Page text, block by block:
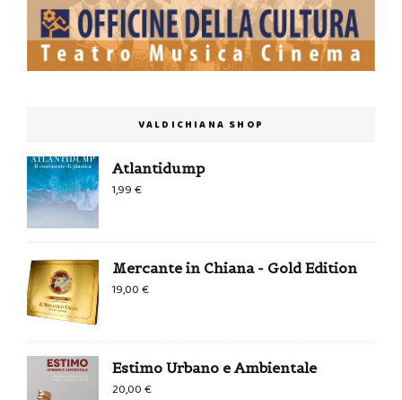
VALDICHIANA SHOP
Atlantidump
1,99€
Mercante in Chiana - Gold Edition
19,00€
Estimo Urbano e Ambientale
20,00€